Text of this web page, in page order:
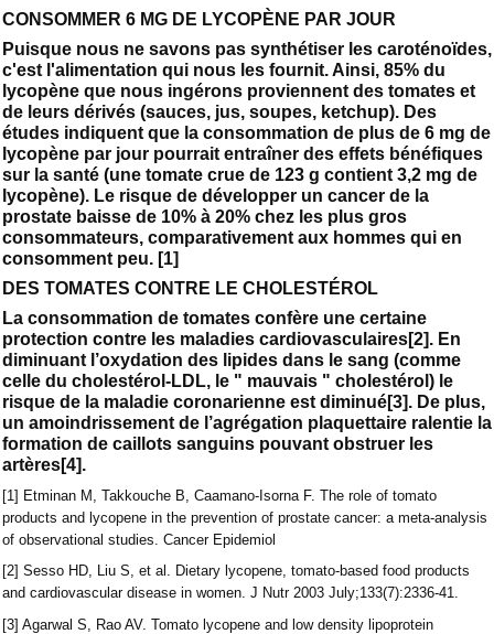
CONSOMMER 6 MG DE LYCOPÈNE PAR JOUR
Puisque nous ne savons pas synthétiser les caroténoïdes,
c'est l'alimentation qui nous les fournit. Ainsi, 85% du
lycopène que nous ingérons proviennent des tomates et
de leurs dérivés (sauces, jus, soupes, ketchup). Des
études indiquent que la consommation de plus de 6 mg de
lycopène par jour pourrait entraîner des effets bénéfiques
sur la santé (une tomate crue de 123 g contient 3,2 mg de
lycopène). Le risque de développer un cancer de la
prostate baisse de 10% à 20% chez les plus gros
consommateurs, comparativement aux hommes qui en
consomment peu. [1]
DES TOMATES CONTRE LE CHOLESTÉROL
La consommation de tomates confère une certaine
protection contre les maladies cardiovasculaires[2]. En
diminuant l’oxydation des lipides dans le sang (comme
celle du cholestérol-LDL, le " mauvais " cholestérol) le
risque de la maladie coronarienne est diminué[3]. De plus,
un amoindrissement de l’agrégation plaquettaire ralentie la
formation de caillots sanguins pouvant obstruer les
artères[4].
[1] Etminan M, Takkouche B, Caamano-Isorna F. The role of tomato
products and lycopene in the prevention of prostate cancer: a meta-analysis
of observational studies. Cancer Epidemiol
[2] Sesso HD, Liu S, et al. Dietary lycopene, tomato-based food products
and cardiovascular disease in women. J Nutr 2003 July;133(7):2336-41.
[3] Agarwal S, Rao AV. Tomato lycopene and low density lipoprotein